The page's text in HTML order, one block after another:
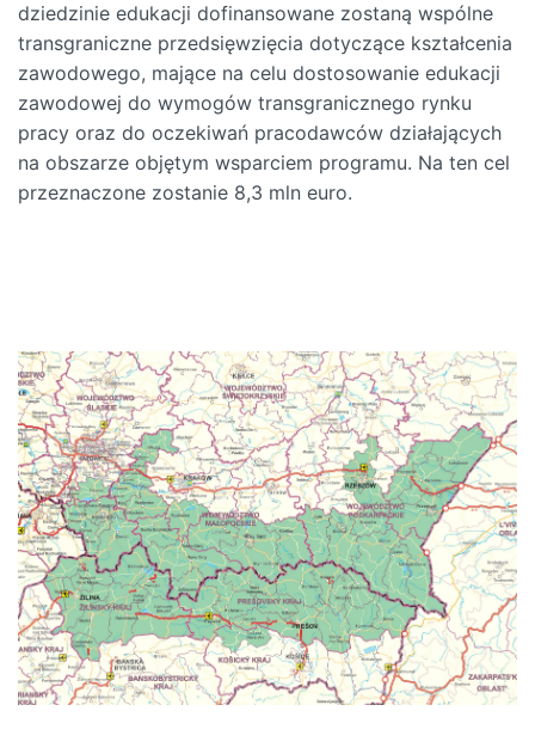
dziedzinie edukacji dofinansowane zostaną wspólne
transgraniczne przedsięwzięcia dotyczące kształcenia
zawodowego, mające na celu dostosowanie edukacji
zawodowej do wymogów transgranicznego rynku
pracy oraz do oczekiwań pracodawców działających
na obszarze objętym wsparciem programu. Na ten cel
przeznaczone zostanie 8,3 mln euro.